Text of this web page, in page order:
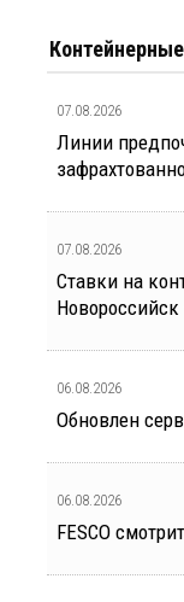
07.08.2026
Линии
07.08.2026
Ставки на
Новороссийск
06.08.2026
Обновлен
06.08.2026
FESCO